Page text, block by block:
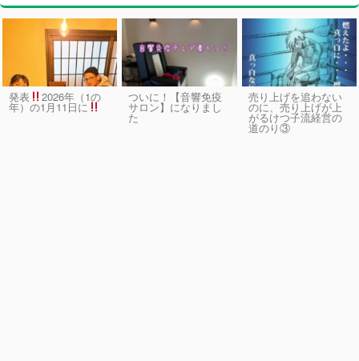
発表 2026年（1の
年）の1月11日に
ついに！【音響免疫
サロン】になりまし
た
売り上げを追わない
のに、売り上げが上
がるけつ子流経営の
道のり③